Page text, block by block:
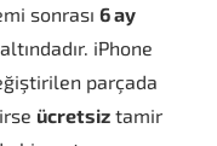
sonrası 6 ay
iPhone
parçada
ücretsiz tamir